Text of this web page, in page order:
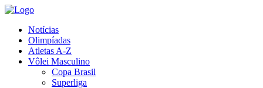
Notícias
Olimpíadas
Atletas A-Z
Vôlei Masculino
Copa Brasil
Superliga